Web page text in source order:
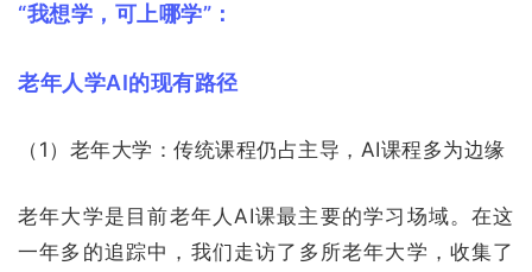
“我想学，可上哪学”：
老年人学AI的现有路径
（1）老年大学：传统课程仍占主导，AI课程多为边缘
老年大学是目前老年人AI课最主要的学习场域。在这
一年多的追踪中，我们走访了多所老年大学，收集了